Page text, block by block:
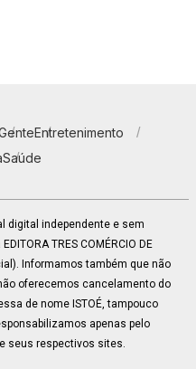
Entretenimento
Saúde
digital independente e sem
TRES COMÉRCIO DE
Informamos também que não
oferecemos cancelamento do
de nome ISTOÉ, tampouco
apenas pelo
seus respectivos sites.